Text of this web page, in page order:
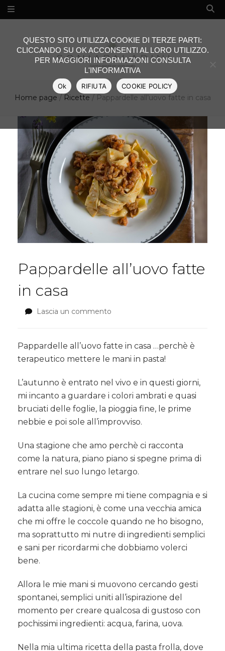
Home page / Ricette / Pappardelle all’uovo fatte in casa
Pappardelle all’uovo fatte
in casa
Lascia un commento
fatte
casa
Pappardelle all’uovo fatte in casa …perchè è
terapeutico mettere le mani in pasta!
L’autunno è entrato nel vivo e in questi giorni,
mi incanto a guardare i colori ambrati e quasi
bruciati delle foglie, la pioggia fine, le prime
nebbie e poi sole all’improvviso.
Una stagione che amo perchè ci racconta
come la natura, piano piano si spegne prima di
entrare nel suo lungo letargo.
La cucina come sempre mi tiene compagnia e si
adatta alle stagioni, è come una vecchia amica
che mi offre le coccole quando ne ho bisogno,
ma soprattutto mi nutre di ingredienti semplici
e sani per ricordarmi che dobbiamo volerci
bene.
Allora le mie mani si muovono cercando gesti
spontanei, semplici uniti all’ispirazione del
momento per creare qualcosa di gustoso con
pochissimi ingredienti: acqua, farina, uova.
Nella mia ultima ricetta della pasta frolla, dove
QUESTO SITO UTILIZZA COOKIE DI TERZE PARTI:
CLICCANDO SU OK ACCONSENTI AL LORO UTILIZZO.
PER MAGGIORI INFORMAZIONI CONSULTA
L'INFORMATIVA
Ok RIFIUTA COOKIE POLICY